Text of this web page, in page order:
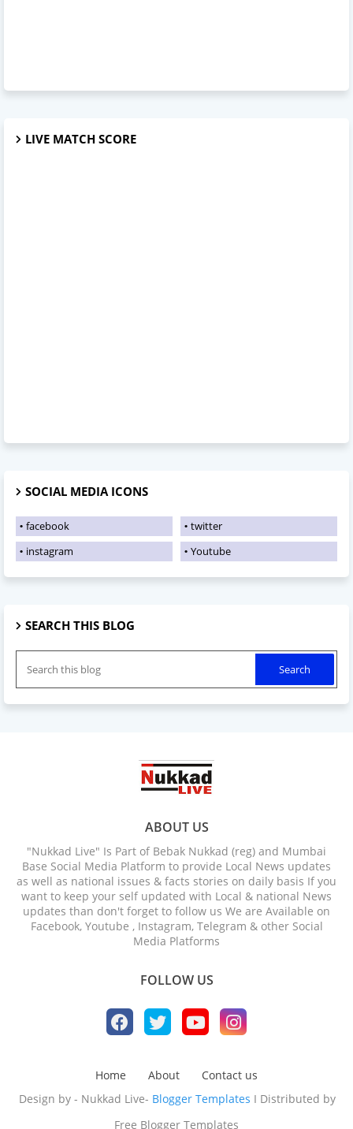
LIVE MATCH SCORE
SOCIAL MEDIA ICONS
facebook
twitter
instagram
Youtube
SEARCH THIS BLOG
ABOUT US
"Nukkad Live" Is Part of Bebak Nukkad (reg) and Mumbai
Base Social Media Platform to provide Local News updates
as well as national issues & facts stories on daily basis If you
want to keep your self updated with Local & national News
updates than don't forget to follow us We are Available on
Facebook, Youtube , Instagram, Telegram & other Social
Media Platforms
FOLLOW US
Home About
Contact us
Design by - Nukkad Live- Blogger Templates I Distributed by
Free Blogger Templates